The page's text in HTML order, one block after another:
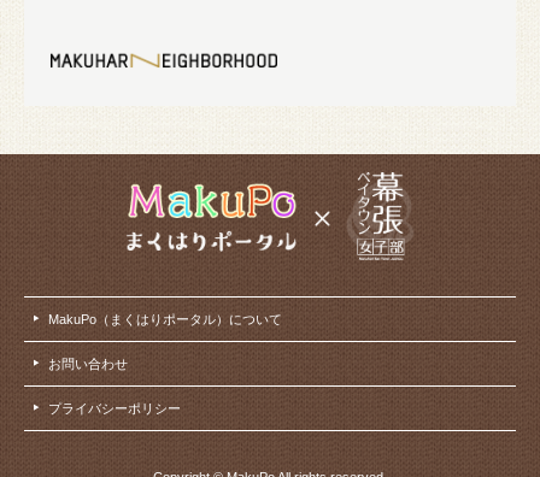
MakuPo（まくはりポータル）について
お問い合わせ
プライバシーポリシー